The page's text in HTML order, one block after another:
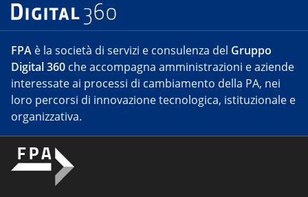
FPA è la società di servizi e consulenza del Gruppo
Digital 360 che accompagna amministrazioni e aziende
interessate ai processi di cambiamento della PA, nei
loro percorsi di innovazione tecnologica, istituzionale e
organizzativa.